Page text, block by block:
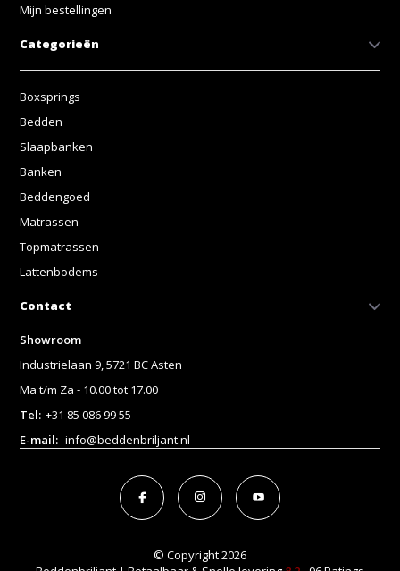
Mijn bestellingen
Categorieën
Boxsprings
Bedden
Slaapbanken
Banken
Beddengoed
Matrassen
Topmatrassen
Lattenbodems
Contact
Showroom
Industrielaan 9, 5721 BC Asten
Ma t/m Za - 10.00 tot 17.00
Tel: +31 85 086 99 55
E-mail: info@beddenbriljant.nl
© Copyright 2026